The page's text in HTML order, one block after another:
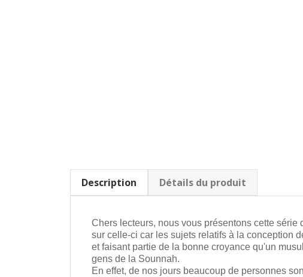
Description Détails du produit
Chers lecteurs, nous vous présentons cette
sur celle-ci car les sujets relatifs à la conception
et faisant partie de la bonne croyance qu'un
gens de la Sounnah.
En effet, de nos jours beaucoup de personnes